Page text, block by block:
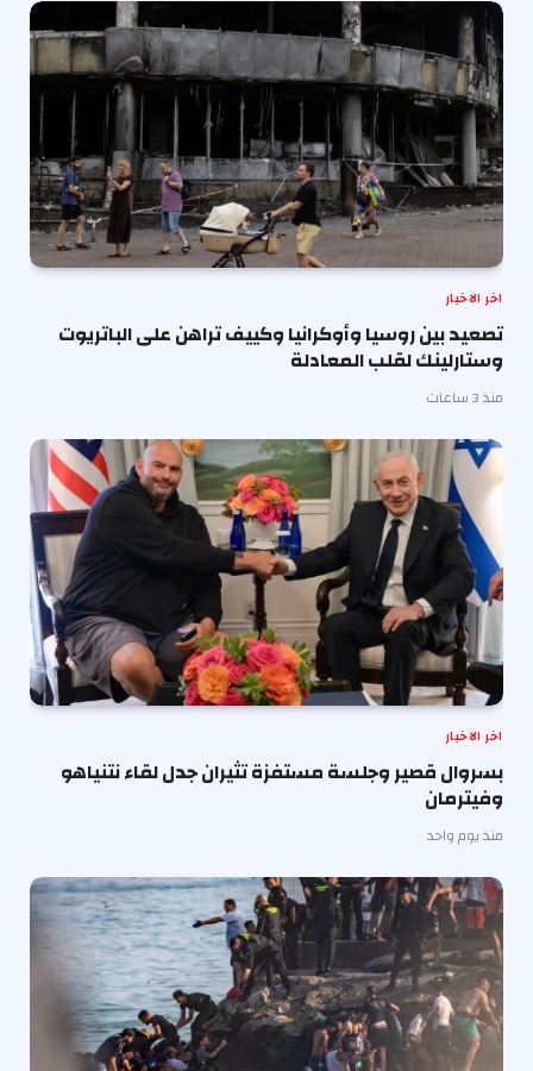
اخر الاخبار
تصعيد بين روسيا وأوكرانيا وكييف تراهن على الباتريوت
وستارلينك لقلب المعادلة
منذ 3 ساعات
اخر الاخبار
بسروال قصير وجلسة مستفزة تثيران جدل لقاء نتنياهو
وفيترمان
منذ يوم واحد